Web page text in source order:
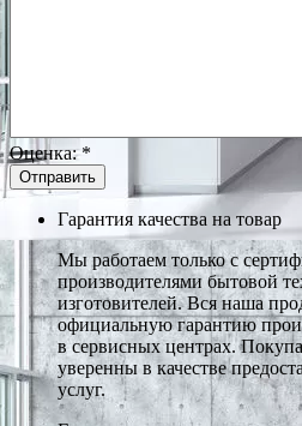
Оценка:*
Гарантия качества на товар
Мы работаем только с
производителями бытовой
изготовителей. Вся наша
официальную гарантию
в сервисных центрах.
уверенны в качестве
услуг.